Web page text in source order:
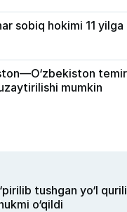
sobiq hokimi 11
mumkin
tushgan yo‘l
o‘qildi